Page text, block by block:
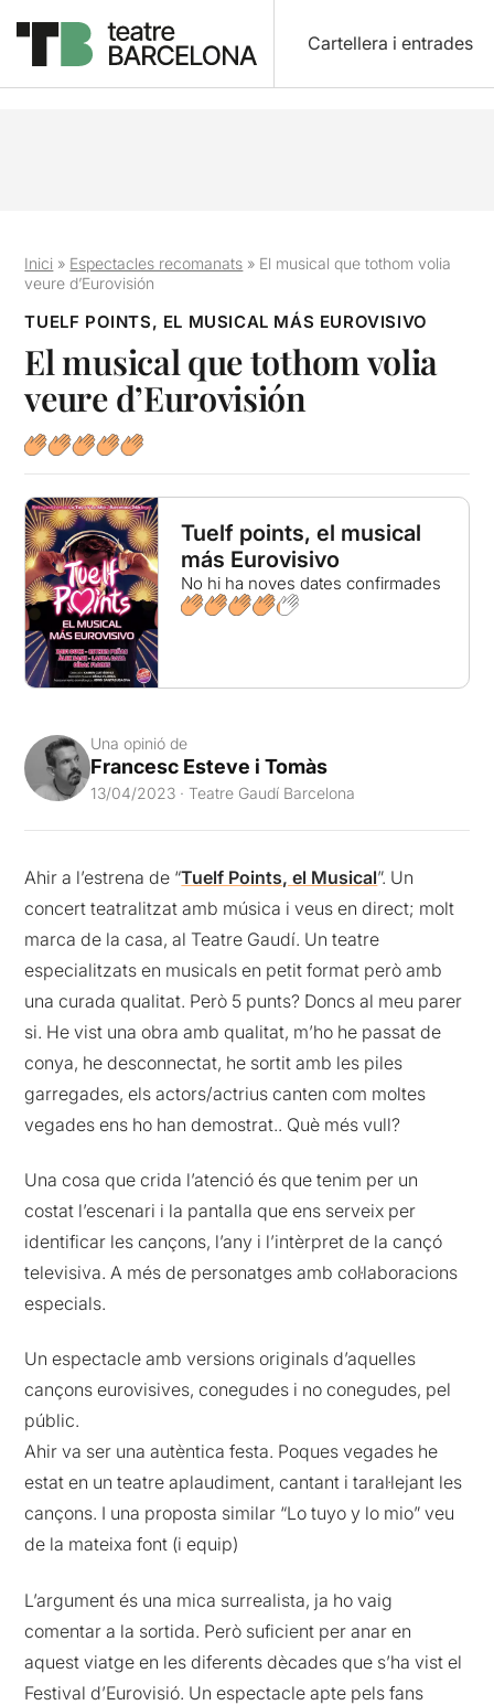
Cartellera i entrades
Inici » Espectacles recomanats » El musical que tothom volia
veure d’Eurovisión
TUELF POINTS, EL MUSICAL MÁS EUROVISIVO
El musical que tothom volia
veure d’Eurovisión
Tuelf points, el musical
más Eurovisivo
No hi ha noves dates confirmades
Una opinió de
Francesc Esteve i Tomàs
13/04/2023 · Teatre Gaudí Barcelona
Ahir a l’estrena de “Tuelf Points, el Musical”. Un
concert teatralitzat amb música i veus en direct; molt
marca de la casa, al Teatre Gaudí. Un teatre
especialitzats en musicals en petit format però amb
una curada qualitat. Però 5 punts? Doncs al meu parer
si. He vist una obra amb qualitat, m’ho he passat de
conya, he desconnectat, he sortit amb les piles
garregades, els actors/actrius canten com moltes
vegades ens ho han demostrat.. Què més vull?
Una cosa que crida l’atenció és que tenim per un
costat l’escenari i la pantalla que ens serveix per
identificar les cançons, l’any i l’intèrpret de la cançó
televisiva. A més de personatges amb col·laboracions
especials.
Un espectacle amb versions originals d’aquelles
cançons eurovisives, conegudes i no conegudes, pel
públic.
Ahir va ser una autèntica festa. Poques vegades he
estat en un teatre aplaudiment, cantant i taral·lejant les
cançons. I una proposta similar “Lo tuyo y lo mio” veu
de la mateixa font (i equip)
L’argument és una mica surrealista, ja ho vaig
comentar a la sortida. Però suficient per anar en
aquest viatge en les diferents dècades que s’ha vist el
Festival d’Eurovisió. Un espectacle apte pels fans